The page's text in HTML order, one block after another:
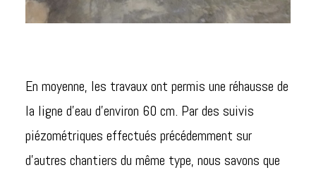
En moyenne, les travaux ont permis une réhausse de
la ligne d’eau d’environ 60 cm. Par des suivis
piézométriques effectués précédemment sur
d’autres chantiers du même type, nous savons que